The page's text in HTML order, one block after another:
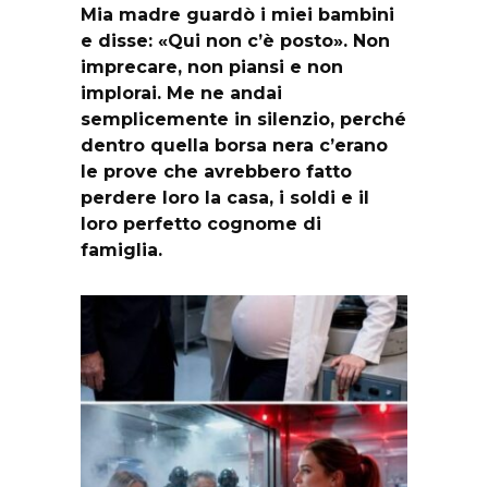
Mia madre guardò i miei bambini
e disse: «Qui non c’è posto». Non
imprecare, non piansi e non
implorai. Me ne andai
semplicemente in silenzio, perché
dentro quella borsa nera c’erano
le prove che avrebbero fatto
perdere loro la casa, i soldi e il
loro perfetto cognome di
famiglia.